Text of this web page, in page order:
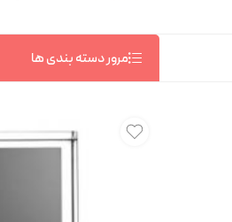
مرور دسته بندی ها